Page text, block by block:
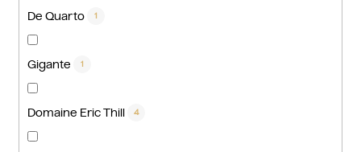
De Quarto 1
Gigante 1
Domaine Eric Thill 4